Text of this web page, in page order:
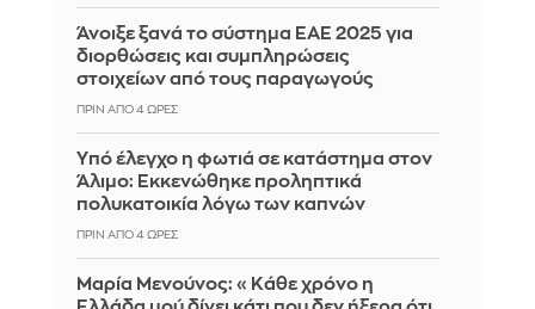
Άνοιξε ξανά το σύστημα ΕΑΕ 2025 για
διορθώσεις και συμπληρώσεις
στοιχείων από τους παραγωγούς
ΠΡΙΝ ΑΠΌ 4 ΏΡΕΣ
Yπό έλεγχο η φωτιά σε κατάστημα στον
Άλιμο: Εκκενώθηκε προληπτικά
πολυκατοικία λόγω των καπνών
ΠΡΙΝ ΑΠΌ 4 ΏΡΕΣ
Μαρία Μενούνος: «Κάθε χρόνο η